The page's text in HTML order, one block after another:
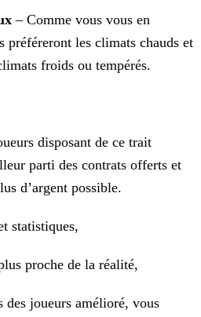
– Comme vous vous en
préféreront les climats chauds et
froids ou tempérés.
disposant de ce trait
parti des contrats offerts et
d’argent possible.
statistiques,
proche de la réalité,
des joueurs amélioré, vous